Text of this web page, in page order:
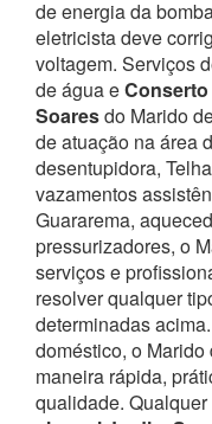
de energia da
eletricista deve
voltagem. Serviços
de água e
Soaresdo Marido
de atuação na área
desentupidora,
vazamentos
Guararema,
pressurizadores, o
serviços e
resolver qualquer
determinadas acima.
doméstico, o
maneira rápida,
qualidade.